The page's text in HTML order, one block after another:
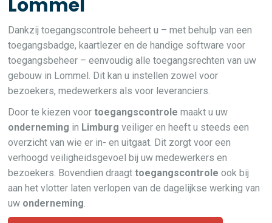
Lommel
Dankzij toegangscontrole beheert u – met behulp van een
toegangsbadge, kaartlezer en de handige software voor
toegangsbeheer – eenvoudig alle toegangsrechten van uw
gebouw in Lommel. Dit kan u instellen zowel voor
bezoekers, medewerkers als voor leveranciers.
Door te kiezen voortoegangscontrole maakt u uw
onderneming in Limburg veiliger en heeft u steeds een
overzicht van wie er in- en uitgaat. Dit zorgt voor een
verhoogd veiligheidsgevoel bij uw medewerkers en
bezoekers. Bovendien draagttoegangscontrole ook bij
aan het vlotter laten verlopen van de dagelijkse werking van
uw onderneming.